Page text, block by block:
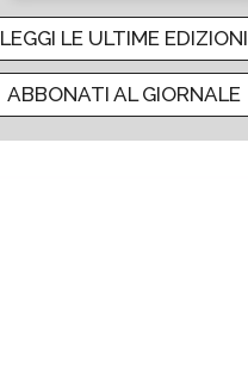
LEGGI LE ULTIME EDIZIONI
ABBONATI AL GIORNALE